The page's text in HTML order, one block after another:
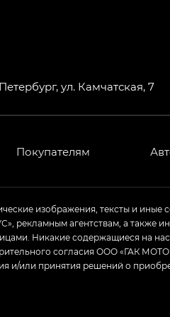
ул. Камчатская, 7
Покупателям
изображения, тексты и
рекламным агентствам, а также
Никакие содержащиеся на
согласия ООО «ГАК
и/или принятия решений о